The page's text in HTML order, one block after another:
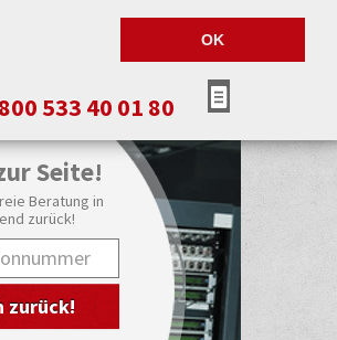
OK
533 40 01 80
Seite!
Beratung in
zurück!